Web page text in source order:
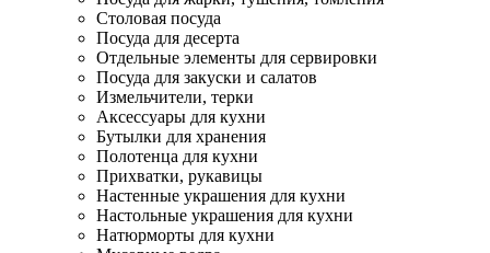
Столовая посуда
Посуда для десерта
Отдельные элементы для сервировки
Посуда для закуски и салатов
Измельчители, терки
Аксессуары для кухни
Бутылки для хранения
Полотенца для кухни
Прихватки, рукавицы
Настенные украшения для кухни
Настольные украшения для кухни
Натюрморты для кухни